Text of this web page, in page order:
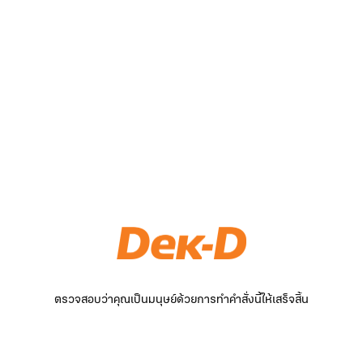
ตรวจสอบว่าคุณเป็นมนุษย์ด้วยการทำคำสั่งนี้ให้เสร็จสิ้น